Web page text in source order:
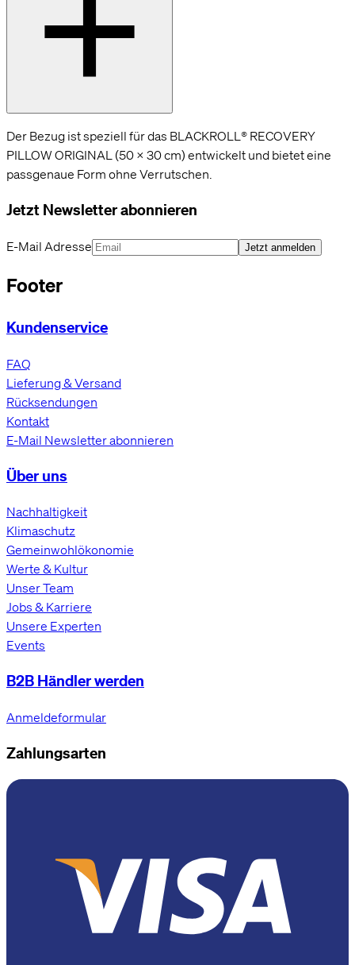
Der Bezug ist speziell für das BLACKROLL® RECOVERY
PILLOW ORIGINAL (50 × 30 cm) entwickelt und bietet eine
passgenaue Form ohne Verrutschen.
Jetzt Newsletter abonnieren
E-Mail Adresse Jetzt anmelden
Footer
Kundenservice
FAQ
Lieferung & Versand
Rücksendungen
Kontakt
E-Mail Newsletter abonnieren
Über uns
Nachhaltigkeit
Klimaschutz
Gemeinwohlökonomie
Werte & Kultur
Unser Team
Jobs & Karriere
Unsere Experten
Events
B2B Händler werden
Anmeldeformular
Zahlungsarten